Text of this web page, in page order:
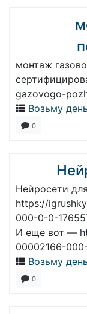
монтаж
gazovogo-
Возьму
0
Нейросети
https://
000-0-0-
И еще вот —
00002166-
Возьму
0